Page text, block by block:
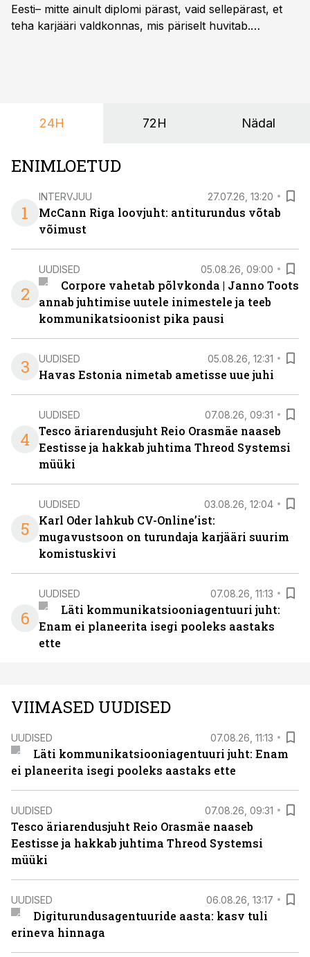
Eesti– mitte ainult diplomi pärast, vaid sellepärast, et
teha karjääri valdkonnas, mis päriselt huvitab.
24H 72H Nädal
ENIMLOETUD
1
INTERVJUU 27.07.26, 13:20
McCann Riga loovjuht: antiturundus võtab
võimust
2
UUDISED 05.08.26, 09:00
Corpore vahetab põlvkonda | Janno Toots
annab juhtimise uutele inimestele ja teeb
kommunikatsioonist pika pausi
3 UUDISED 05.08.26, 12:31
Havas Estonia nimetab ametisse uue juhi
4
UUDISED 07.08.26, 09:31
Tesco äriarendusjuht Reio Orasmäe naaseb
Eestisse ja hakkab juhtima Threod Systemsi
müüki
5
UUDISED 03.08.26, 12:04
Karl Oder lahkub CV-Online’ist:
mugavustsoon on turundaja karjääri suurim
komistuskivi
6
UUDISED 07.08.26, 11:13
Läti kommunikatsiooniagentuuri juht:
Enam ei planeerita isegi pooleks aastaks
ette
VIIMASED UUDISED
UUDISED 07.08.26, 11:13
Läti kommunikatsiooniagentuuri juht: Enam
ei planeerita isegi pooleks aastaks ette
UUDISED 07.08.26, 09:31
Tesco äriarendusjuht Reio Orasmäe naaseb
Eestisse ja hakkab juhtima Threod Systemsi
müüki
UUDISED 06.08.26, 13:17
Digiturundusagentuuride aasta: kasv tuli
erineva hinnaga